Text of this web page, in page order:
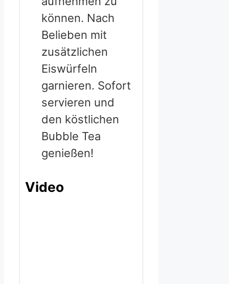
können. Nach
Belieben mit
zusätzlichen
Eiswürfeln
garnieren. Sofort
servieren und
den köstlichen
Bubble Tea
genießen!
Video